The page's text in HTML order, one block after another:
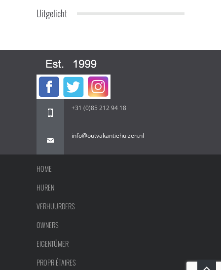
Uitgelicht
+31 (0)85 212 94 18
info@outvakantiehuizen.nl
HOME
HUREN
VERHUURDERS
OWNERS
EIGENTÜMER
PROPRIÉTAIRES